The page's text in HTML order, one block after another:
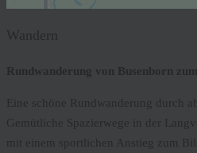
Wandern
Rundwanderung von Busenborn
Eine schöne Rundwanderung durch
Gemütliche Spazierwege in der
mit einem sportlichen Anstieg zum